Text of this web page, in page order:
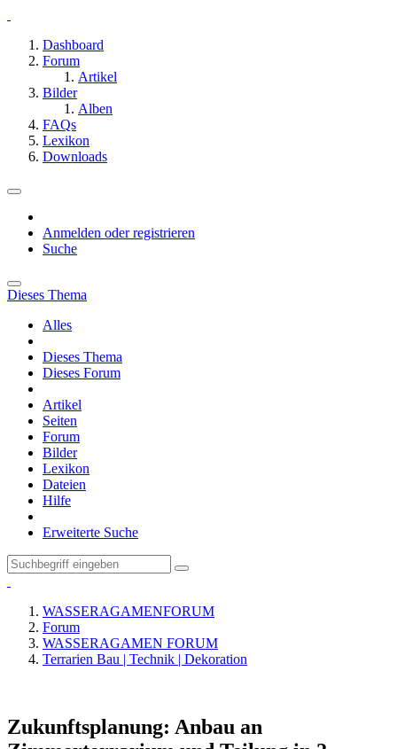
Dashboard
Forum
Artikel
Bilder
Alben
FAQs
Lexikon
Downloads
Anmelden oder registrieren
Suche
Dieses Thema
Alles
Dieses Thema
Dieses Forum
Artikel
Seiten
Forum
Bilder
Lexikon
Dateien
Hilfe
Erweiterte Suche
WASSERAGAMENFORUM
Forum
WASSERAGAMEN FORUM
Terrarien Bau | Technik | Dekoration
Zukunftsplanung: Anbau an